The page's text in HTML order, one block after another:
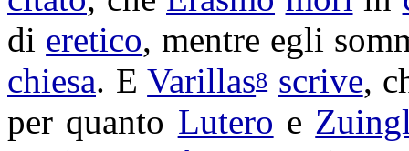
di eretico, mentre egli
chiesa. EVarillas8 scrive,
per quanto Lutero e